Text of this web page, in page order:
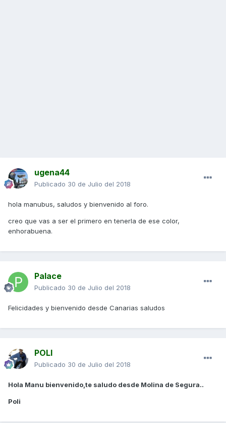
ugena44
Publicado 30 de Julio del 2018
hola manubus, saludos y bienvenido al foro.
creo que vas a ser el primero en tenerla de ese color,
enhorabuena.
Palace
Publicado 30 de Julio del 2018
Felicidades y bienvenido desde Canarias saludos
POLI
Publicado 30 de Julio del 2018
Hola Manu bienvenido,te saludo desde Molina de Segura..
Poli